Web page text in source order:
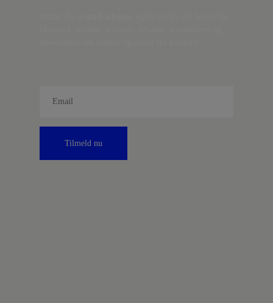
Tilmeld nu